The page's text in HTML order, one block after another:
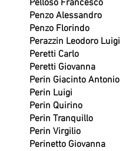
Pelloso Francesco
Penzo Alessandro
Penzo Florindo
Perazzin Leodoro Luigi
Peretti Carlo
Peretti Giovanna
Perin Giacinto Antonio
Perin Luigi
Perin Quirino
Perin Tranquillo
Perin Virgilio
Perinetto Giovanna